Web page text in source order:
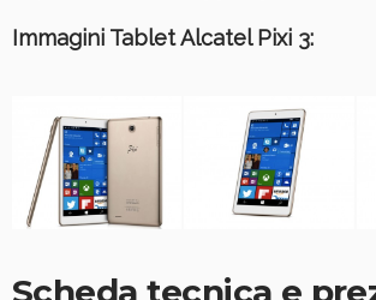
Immagini Tablet Alcatel Pixi 3: